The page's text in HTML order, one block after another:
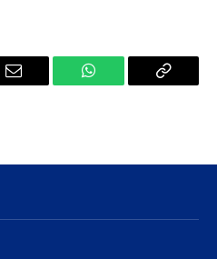
E-
WhatsApp Copiar